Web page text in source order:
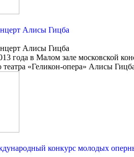
Алисы Гицба
Алисы Гицба
года в Малом зале московской
театра «Геликон-опера» Алисы
конкурс молодых